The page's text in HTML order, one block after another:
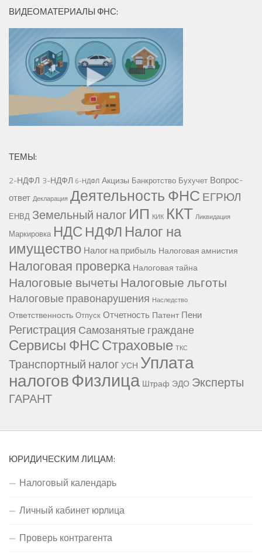
ВИДЕОМАТЕРИАЛЫ ФНС:
ТЕМЫ:
2-НДФЛ 3-НДФЛ 6-НДФЛ Акцизы Банкротство Бухучет Вопрос-
ответ Декларация Деятельность ФНС ЕГРЮЛ
ЕНВД Земельный налог ИП КИК ККТ Ликвидация
Маркировка НДС НДФЛ Налог на
имущество Налог на прибыль Налоговая амнистия
Налоговая проверка Налоговая тайна
Налоговые вычетыНалоговые льготы
Налоговые правонарушения Наследство
Ответственность Отпуск Отчетность Патент Пени
Регистрация Самозанятые граждане
Сервисы ФНССтраховые ТКС
Транспортный налогУСН Уплата
налоговФизлица Штраф ЭДО Эксперты
ГАРАНТ
ЮРИДИЧЕСКИМ ЛИЦАМ:
Налоговый календарь
Личный кабинет юрлица
Проверь контрагента